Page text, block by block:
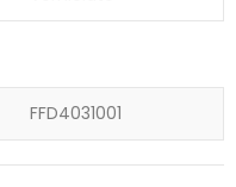
FFD4031001